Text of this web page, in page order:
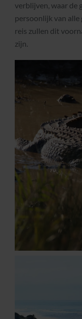
verblijven, waar de
persoonlijk van alle
reis zullen dit
zijn.